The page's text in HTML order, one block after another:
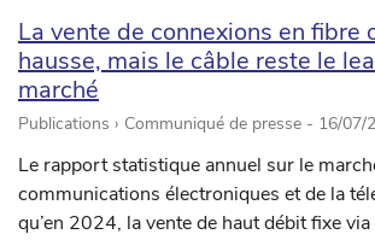
La vente de connexions en fibre
hausse, mais le câble reste le
marché
Publications › Communiqué de presse - 16/07/
Le rapport statistique annuel sur le
communications électroniques et de la
qu’en 2024, la vente de haut débit fixe